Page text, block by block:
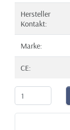
Hersteller
Kontakt:
Marke:
CE: